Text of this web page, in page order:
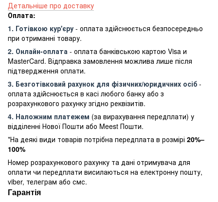
Детальніше про доставку
Оплата:
1. Готівкою кур'єру - оплата здійснюється безпосередньо
при отриманні товару.
2. Онлайн-оплата - оплата банківською картою Visa и
MasterCard. Відправка замовлення можлива лише після
підтвердження оплати.
3. Безготівковий рахунок для фізичних/юридичних осіб -
оплата здійснюється в касі любого банку або з
розрахункового рахунку згідно реквізитів.
4. Наложним платежем (за вирахування передплати) у
відділенні Нової Пошти або Meest Пошти.
*На деякі види товарів потрібна передплата в розмірі 20%–
100%
Номер розрахункового рахунку та дані отримувача для
оплати чи передплати висилаються на електронну пошту,
viber, телеграм або смс.
Гарантія